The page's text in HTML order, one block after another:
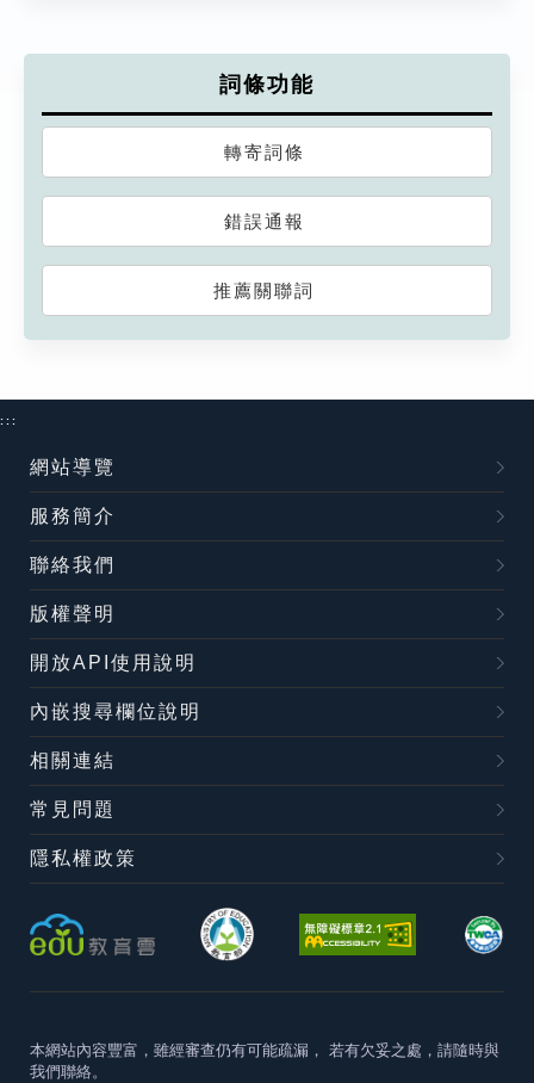
詞條功能
轉寄詞條
錯誤通報
推薦關聯詞
:::
網站導覽
服務簡介
聯絡我們
版權聲明
開放API使用說明
內嵌搜尋欄位說明
相關連結
常見問題
隱私權政策
本網站內容豐富，雖經審查仍有可能疏漏， 若有欠妥之處，請隨時與
我們聯絡。